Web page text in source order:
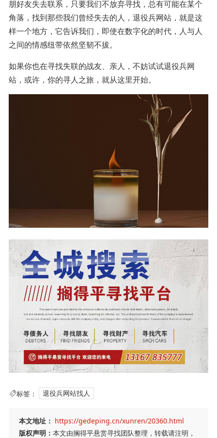
朋好友失去联系，只要我们不放弃寻找，总有可能在某个
角落，找到那些我们曾经失去的人，退役兵网站，就是这
样一个地方，它告诉我们，即使在数字化的时代，人与人
之间的情感纽带依然坚韧不拔。
如果你也在寻找失联的战友、亲人，不妨试试退役兵网
站，或许，你的寻人之旅，就从这里开始。
标签： 退役兵网站找人
本文地址： https://gedeping.cn/xunren/20360.html
版权声明： 本文由搁得平悬赏寻找团队整理，转载请注明，